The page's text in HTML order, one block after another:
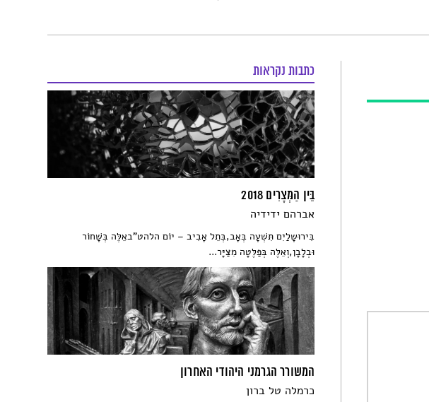
כתבות נקראות
בֵּין הַמְּצָרִים 2018
אברהם ידידיה
בִּירוּשָלַיִם תִּשְׁעָה בְּאָב,בְּתֵל אָבִיב – יוֹם הלהט"באֵלֶּה בְּשָׁחוֹר
וּבְלָבָן,וְאֵלֶּה בְּפַּלֶּטָה מִצַּיָּר...
המשורר הגרמני היהודי האחרון
כרמלה טל ברון